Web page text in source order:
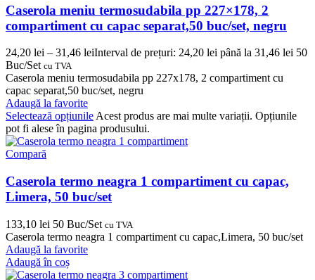
Caserola meniu termosudabila pp 227×178, 2
compartiment cu capac separat,50 buc/set, negru
24,20 lei – 31,46 leiInterval de prețuri: 24,20 lei până la 31,46 lei 50
Buc/Set cu TVA
Caserola meniu termosudabila pp 227x178, 2 compartiment cu
capac separat,50 buc/set, negru
Adaugă la favorite
Selectează opțiunileAcest produs are mai multe variații. Opțiunile
pot fi alese în pagina produsului.
Compară
Caserola termo neagra 1 compartiment cu capac,
Limera, 50 buc/set
133,10 lei 50 Buc/Set cu TVA
Caserola termo neagra 1 compartiment cu capac,Limera, 50 buc/set
Adaugă la favorite
Adaugă în coș